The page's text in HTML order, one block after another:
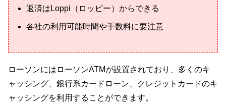
返済はLoppi（ロッピー）からできる
各社の利用可能時間や手数料に要注意
ローソンにはローソンATMが設置されており、多くのキ
ャッシング、銀行系カードローン、クレジットカードのキ
ャッシングを利用することができます。